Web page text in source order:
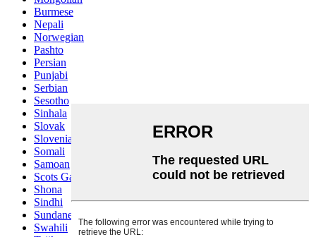
Burmese
Nepali
Norwegian
Pashto
Persian
Punjabi
Serbian
Sesotho
Sinhala
Slovak
Slovenian
Somali
Samoan
Scots Gaelic
Shona
Sindhi
Sundanese
Swahili